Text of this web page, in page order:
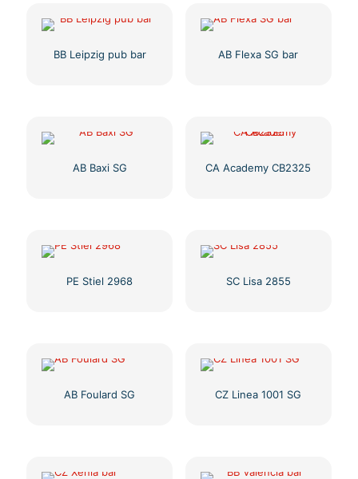
BB Leipzig pub bar AB Flexa SG bar
AB Baxi SG CA Academy CB2325
PE Stiel 2968 SC Lisa 2855
AB Foulard SG CZ Linea 1001 SG